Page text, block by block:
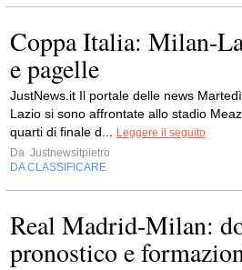
Coppa Italia: Milan-
e pagelle
JustNews.it Il portale delle news
Lazio si sono affrontate allo stadio
quarti di finale d...
Leggere il seguito
Da Justnewsitpietro
DA CLASSIFICARE
Real Madrid-Milan:
pronostico e